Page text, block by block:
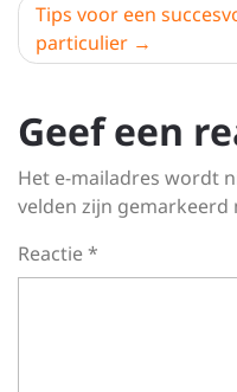
Tips voor een
particulier
Geef een
Het e-mailadres wordt
velden zijn gemarkeerd
Reactie*